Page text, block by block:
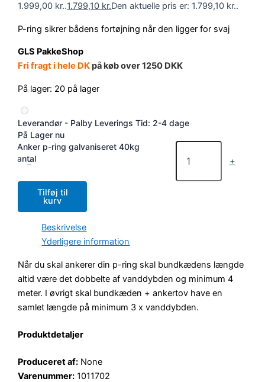
1.999,00 kr..1.799,10 kr.Den aktuelle pris er: 1.799,10 kr..
P-ring sikrer bådens fortøjning når den ligger for svaj
GLS PakkeShop
Fri fragt i hele DKpå køb over 1250 DKK
På lager: 20 på lager
Leverandør - Palby Leverings Tid: 2-4 dage
På Lager nu
-
Anker p-ring galvaniseret 40kg
antal
+
Tilføj til
kurv
Beskrivelse
Yderligere information
Når du skal ankerer din p-ring skal bundkædens længde
altid være det dobbelte af vanddybden og minimum 4
meter. I øvrigt skal bundkæden + ankertov have en
samlet længde på minimum 3 x vanddybden.
Produktdetaljer
Produceret af: None
Varenummer: 1011702